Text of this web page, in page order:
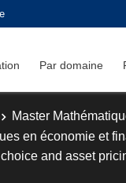
Par domaine
Master
en économie et
and asset